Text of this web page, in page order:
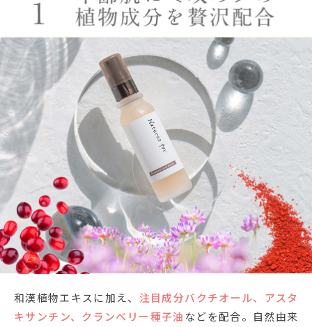
和漢植物エキスに加え、 注目成分バクチオール、アスタ
キサンチン、クランベリー種子油 などを配合。自然由来